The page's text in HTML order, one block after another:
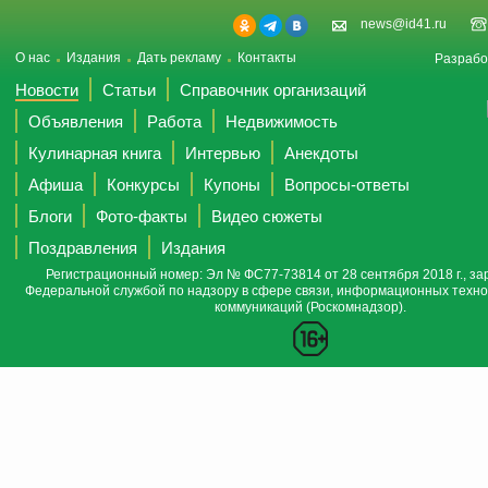
news@id41.ru
О нас Издания Дать рекламу Контакты
Новости Статьи
Справочник организаций
Объявления
Работа
Недвижимость
Кулинарная книга
Интервью
Анекдоты
Афиша
Конкурсы Купоны
Вопросы-ответы
Блоги
Фото-факты
Видео сюжеты
Поздравления
Издания
Регистрационный номер: Эл № ФС77-73814 от 28 сентября 2018 г.,
Федеральной службой по надзору в сфере связи, информационных
коммуникаций (Роскомнадзор).